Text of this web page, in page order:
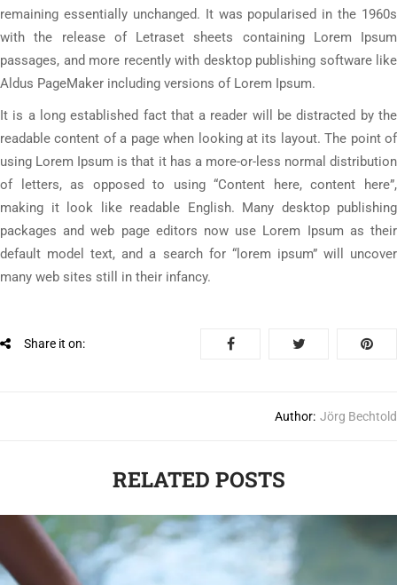
remaining essentially unchanged. It was popularised in the 1960s
with the release of Letraset sheets containing Lorem Ipsum
passages, and more recently with desktop publishing software like
Aldus PageMaker including versions of Lorem Ipsum.
It is a long established fact that a reader will be distracted by the
readable content of a page when looking at its layout. The point of
using Lorem Ipsum is that it has a more-or-less normal distribution
of letters, as opposed to using “Content here, content here”,
making it look like readable English. Many desktop publishing
packages and web page editors now use Lorem Ipsum as their
default model text, and a search for “lorem ipsum” will uncover
many web sites still in their infancy.
Share it on:
Author: Jörg Bechtold
RELATED POSTS